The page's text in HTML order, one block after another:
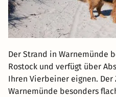
Der Strand in Warnemünde
Rostock und verfügt über
Ihren Vierbeiner eignen. Der
Warnemünde besonders